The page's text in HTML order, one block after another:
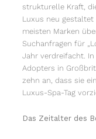
strukturelle Kraft,
Luxus neu
meisten Marken
Suchanfragen für
Jahr verdreifacht. In
Adopters in
zehn an, dass sie
Luxus-Spa-Tag
Das Zeitalter des